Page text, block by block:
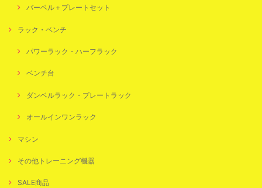
バーベル＋プレートセット
ラック・ベンチ
パワーラック・ハーフラック
ベンチ台
ダンベルラック・プレートラック
オールインワンラック
マシン
その他トレーニング機器
SALE商品